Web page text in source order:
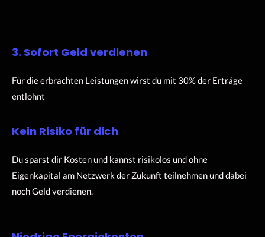
3. Sofort Geld verdienen
Für die erbrachten Leistungen wirst du mit 30% der Erträge
entlohnt
Kein Risiko für dich
Du sparst dir Kosten und kannst risikolos und ohne
Eigenkapital am Netzwerk der Zukunft teilnehmen und dabei
noch Geld verdienen.